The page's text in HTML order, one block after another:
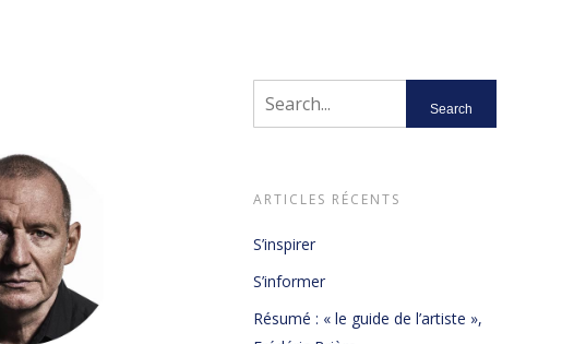
ARTICLES RÉCENTS
S’inspirer
S’informer
Résumé : « le guide de l’artiste »,